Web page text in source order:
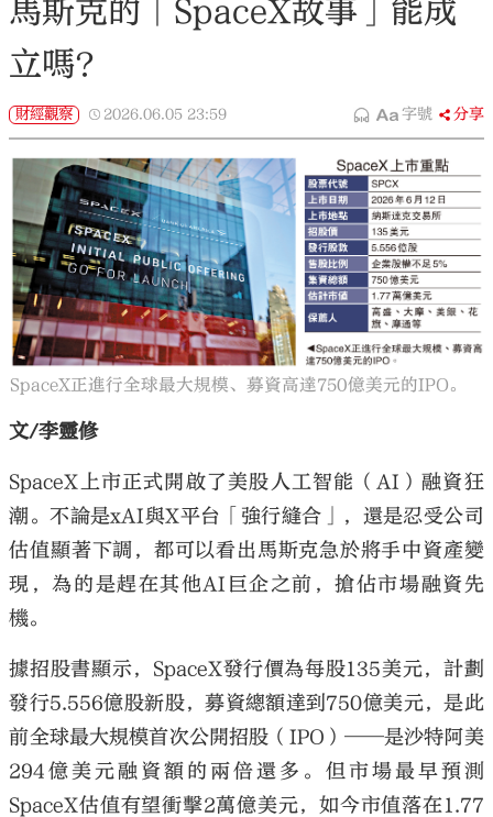
馬斯克的「SpaceX故事」能成
立嗎？
財經觀察 2026.06.05 23:59 字號 分享
SpaceX正進行全球最大規模、募資高達750億美元的IPO。
文/李靈修
SpaceX上市正式開啟了美股人工智能（AI）融資狂
潮。不論是xAI與X平台「強行縫合」，還是忍受公司
估值顯著下調，都可以看出馬斯克急於將手中資產變
現，為的是趕在其他AI巨企之前，搶佔市場融資先
機。
據招股書顯示，SpaceX發行價為每股135美元，計劃
發行5.556億股新股，募資總額達到750億美元，是此
前全球最大規模首次公開招股（IPO）──是沙特阿美
294億美元融資額的兩倍還多。但市場最早預測
SpaceX估值有望衝擊2萬億美元，如今市值落在1.77